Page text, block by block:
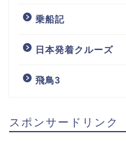
乗船記
日本発着クルーズ
飛鳥3
スポンサードリンク